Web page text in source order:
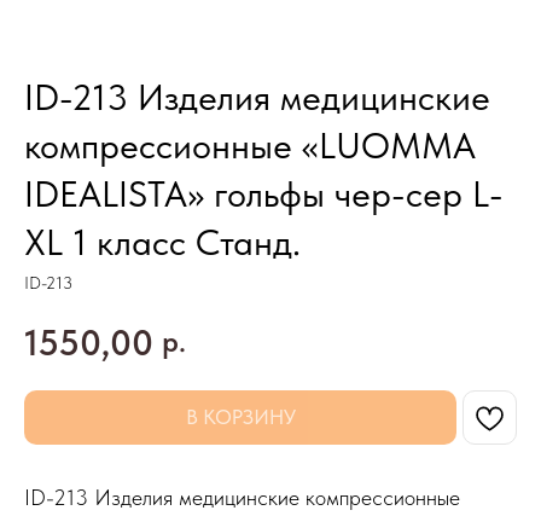
ID-213 Изделия медицинские
компрессионные «LUOMMA
IDEALISTA» гольфы чер-сер L-
XL 1 класс Станд.
ID-213
1550,00 р.
В КОРЗИНУ
ID-213 Изделия медицинские компрессионные